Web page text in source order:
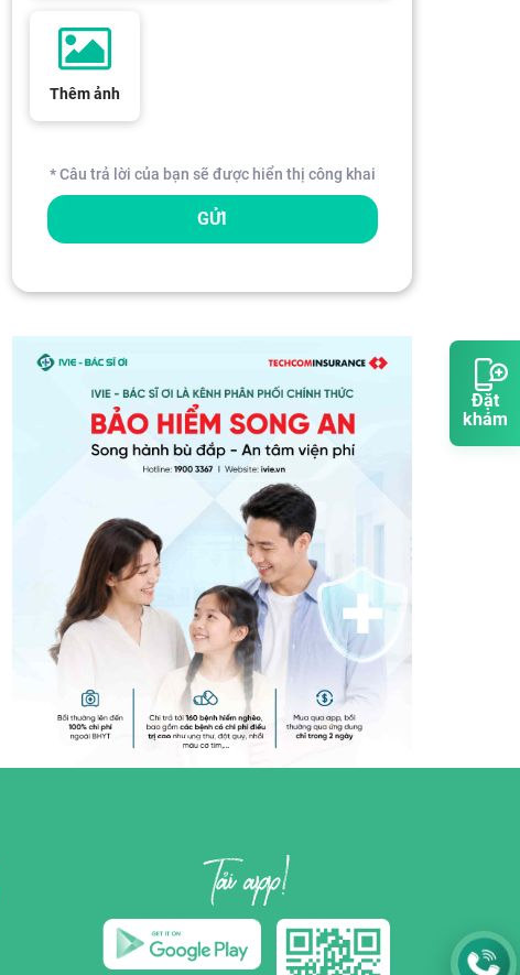
Đặt
khám
Thêm ảnh
* Câu trả lời của bạn sẽ được hiển thị công khai
GỬI